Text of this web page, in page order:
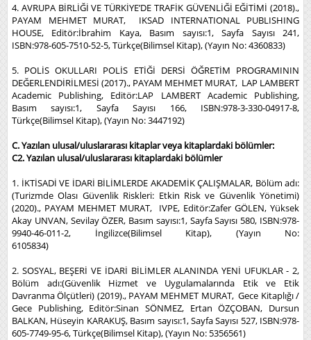
4. AVRUPA BİRLİĞİ VE TÜRKİYE’DE TRAFİK GÜVENLİĞİ EĞİTİMİ (2018).,
PAYAM MEHMET MURAT, IKSAD INTERNATIONAL PUBLISHING
HOUSE, Editör:İbrahim Kaya, Basım sayısı:1, Sayfa Sayısı 241,
ISBN:978-605-7510-52-5, Türkçe(Bilimsel Kitap), (Yayın No: 4360833)
5. POLİS OKULLARI POLİS ETİĞİ DERSİ ÖĞRETİM PROGRAMININ
DEĞERLENDİRİLMESİ (2017)., PAYAM MEHMET MURAT, LAP LAMBERT
Academic Publishing, Editör:LAP LAMBERT Academic Publishing,
Basım sayısı:1, Sayfa Sayısı 166, ISBN:978-3-330-04917-8,
Türkçe(Bilimsel Kitap), (Yayın No: 3447192)
C. Yazılan ulusal/uluslararası kitaplar veya kitaplardaki bölümler:
C2. Yazılan ulusal/uluslararası kitaplardaki bölümler
1. İKTİSADİ VE İDARİ BİLİMLERDE AKADEMİK ÇALIŞMALAR, Bölüm adı:
(Turizmde Olası Güvenlik Riskleri: Etkin Risk ve Güvenlik Yönetimi)
(2020)., PAYAM MEHMET MURAT, IVPE, Editör:Zafer GÖLEN, Yüksek
Akay UNVAN, Sevilay ÖZER, Basım sayısı:1, Sayfa Sayısı 580, ISBN:978-
9940-46-011-2, İngilizce(Bilimsel Kitap), (Yayın No:
6105834)
2. SOSYAL, BEŞERİ VE İDARİ BİLİMLER ALANINDA YENİ UFUKLAR - 2,
Bölüm adı:(Güvenlik Hizmet ve Uygulamalarında Etik ve Etik
Davranma Ölçütleri) (2019)., PAYAM MEHMET MURAT, Gece Kitaplığı /
Gece Publishing, Editör:Sinan SÖNMEZ, Ertan ÖZÇOBAN, Dursun
BALKAN, Hüseyin KARAKUŞ, Basım sayısı:1, Sayfa Sayısı 527, ISBN:978-
605-7749-95-6, Türkçe(Bilimsel Kitap), (Yayın No: 5356561)